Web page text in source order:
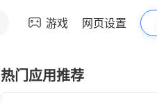
游戏 网页设置
热门应用推荐